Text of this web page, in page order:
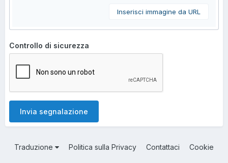
Inserisci immagine da URL
Controllo di sicurezza
Invia segnalazione
Traduzione Politica sulla Privacy Contattaci Cookie